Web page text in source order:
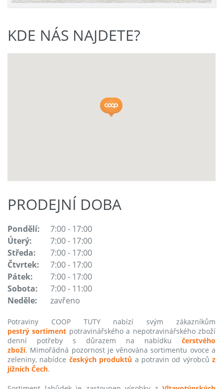
KDE NÁS NAJDETE?
PRODEJNÍ DOBA
Pondělí:
7:00 - 17:00
Úterý:
7:00 - 17:00
Středa:
7:00 - 17:00
Čtvrtek:
7:00 - 17:00
Pátek:
7:00 - 17:00
Sobota:
7:00 - 11:00
Neděle:
zavřeno
Potraviny COOP TUTY nabízí svým zákazníkům
pestrý sortiment potravinářského a nepotravinářského zboží
denní potřeby s důrazem na nabídku čerstvého
zboží. Mimořádná pozornost je věnována sortimentu ovoce a
zeleniny, nabídce českých produktů a potravin od výrobců z
jižních Čech.